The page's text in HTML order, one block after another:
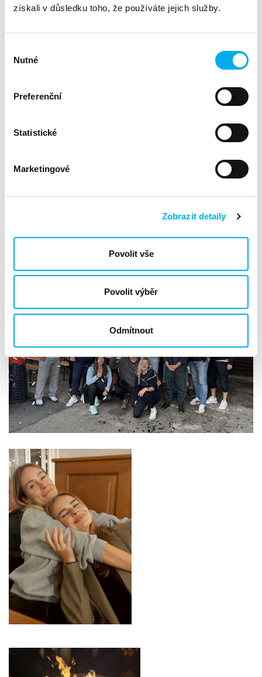
získali v důsledku toho, že používáte jejich služby.
souhlasu
Nutné
Preferenční
Statistické
Marketingové
Zobrazit detaily
Povolit vše
Povolit výběr
Odmítnout